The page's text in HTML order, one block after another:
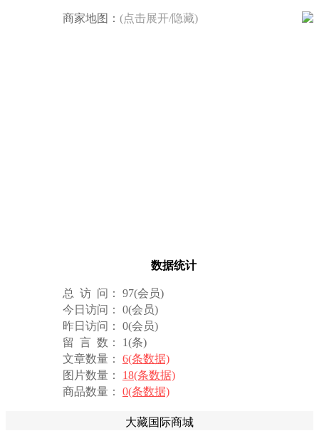
商家地图： (点击展开/隐藏)
数据统计
总 访 问： 97(会员)
今日访问： 0(会员)
昨日访问： 0(会员)
留 言 数： 1(条)
文章数量： 6(条数据)
图片数量： 18(条数据)
商品数量： 0(条数据)
大藏国际商城